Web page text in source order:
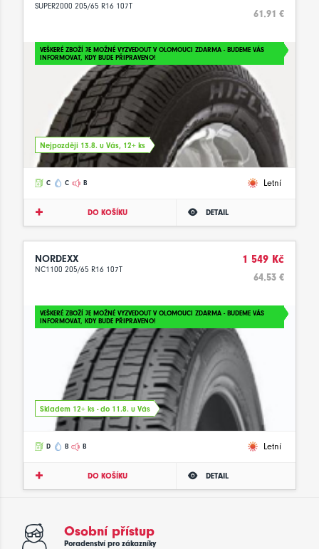
SUPER2000 205/65 R16 107T
61.91 €
VEŠKERÉ ZBOŽÍ JE MOŽNÉ VYZVEDOUT V OLOMOUCI ZDARMA - BUDEME VÁS
INFORMOVAT, KDY BUDE PŘIPRAVENO!
Nejpozději 13.8. u Vás, 12+ ks
C C B Letní
DO KOŠÍKU DETAIL
NORDEXX
NC1100 205/65 R16 107T
1 549 Kč
64.53 €
VEŠKERÉ ZBOŽÍ JE MOŽNÉ VYZVEDOUT V OLOMOUCI ZDARMA - BUDEME VÁS
INFORMOVAT, KDY BUDE PŘIPRAVENO!
Skladem 12+ ks - do 11.8. u Vás
D B B Letní
DO KOŠÍKU DETAIL
Osobní přístup
Poradenství pro zákazníky